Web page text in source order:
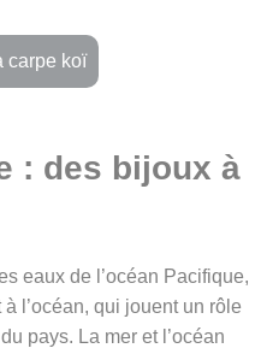
carpe koï
: des bijoux à
eaux de l’océan Pacifique,
l’océan, qui jouent un rôle
pays. La mer et l’océan